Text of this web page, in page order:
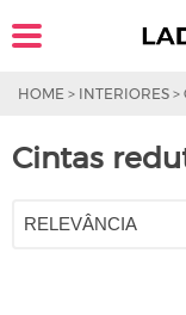
HOME > INTERIORES >
Cintas